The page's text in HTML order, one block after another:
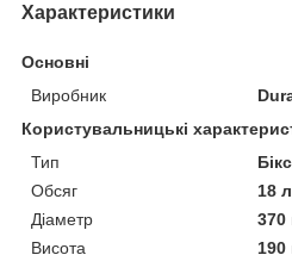
Характеристики
Основні
Виробник
Користувальницькі
Тип
Обсяг
18
Діаметр
Висота